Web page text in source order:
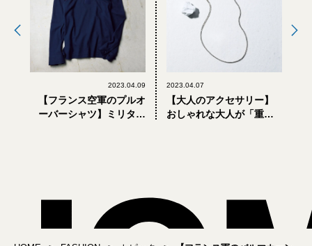
2023.04.09
【フランス空軍のプルオ
ーバーシャツ】ミリタリ
2023.04.07
【大人のアクセサリー】
おしゃれな大人が「重ね